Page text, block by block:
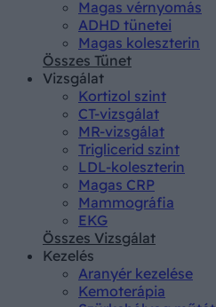
Magas vérnyomás
ADHD tünetei
Magas koleszterin
Összes Tünet
Vizsgálat
Kortizol szint
CT-vizsgálat
MR-vizsgálat
Triglicerid szint
LDL-koleszterin
Magas CRP
Mammográfia
EKG
Összes Vizsgálat
Kezelés
Aranyér kezelése
Kemoterápia